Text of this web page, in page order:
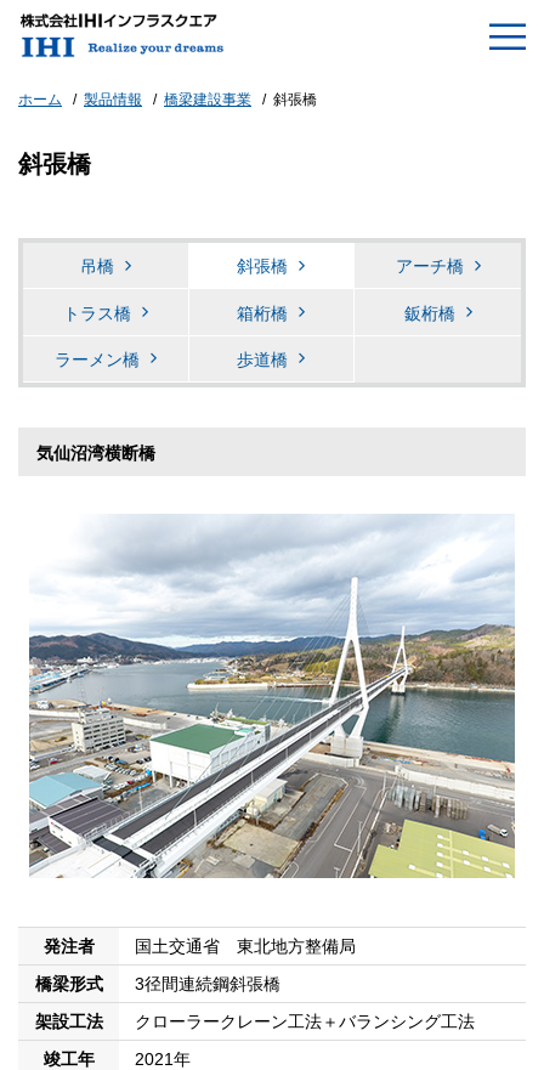
ホーム 製品情報 橋梁建設事業 斜張橋
斜張橋
吊橋 斜張橋 アーチ橋
トラス橋 箱桁橋 鈑桁橋
ラーメン橋 歩道橋
気仙沼湾横断橋
発注者
国土交通省 東北地方整備局
橋梁形式
3径間連続鋼斜張橋
架設工法
クローラークレーン工法＋バランシング工法
竣工年
2021年